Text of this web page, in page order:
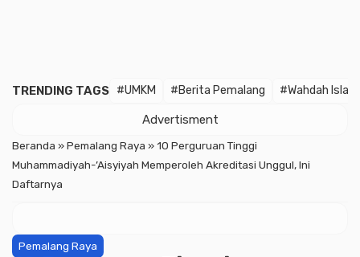
TRENDING TAGS #UMKM #Berita Pemalang #Wahdah
Advertisment
Beranda »Pemalang Raya »10 Perguruan Tinggi
Muhammadiyah-’Aisyiyah Memperoleh Akreditasi Unggul, Ini
Daftarnya
Pemalang Raya